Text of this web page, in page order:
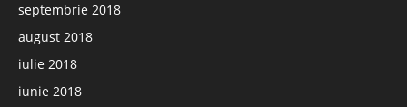
septembrie 2018
august 2018
iulie 2018
iunie 2018